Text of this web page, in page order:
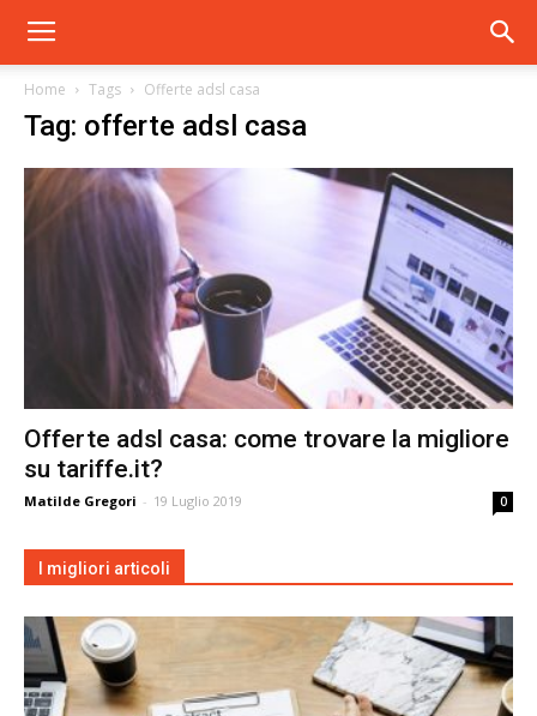
Home Tags Offerte adsl casa
Tag: offerte adsl casa
Offerte adsl casa: come trovare la migliore
su tariffe.it?
Matilde Gregori - 19 Luglio 2019 0
I migliori articoli